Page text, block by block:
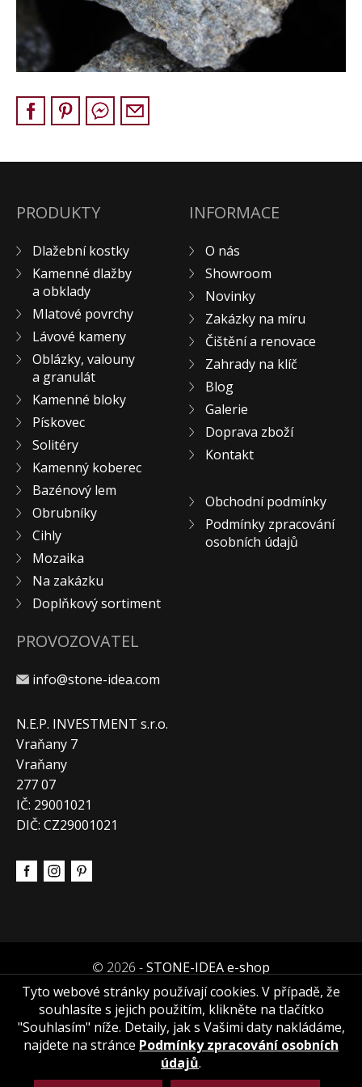
Solitéry
Kamenné bloky
BERA GRAVEL FIX
Terazzo
DLAŽEBNÍ KOSTKY
MLATOVÉ POVRCHY
ZAKÁZKY NA MÍRU
VÝPRODEJ
NOVINKY
BLOG
KONTAKT
PRODUKTY
Dlažební kostky
Kamenné dlažby
a obklady
Mlatové povrchy
Lávové kameny
Oblázky, valouny
a granulát
Kamenné bloky
Pískovec
Solitéry
Kamenný koberec
Bazénový lem
Obrubníky
Cihly
Mozaika
Na zakázku
Doplňkový sortiment
INFORMACE
O nás
Showroom
Novinky
Zakázky na míru
Čištění a renovace
Zahrady na klíč
Blog
Galerie
Doprava zboží
Kontakt
Obchodní podmínky
Podmínky zpracování
osobních údajů
PROVOZOVATEL
info@stone-idea.com
N.E.P. INVESTMENT s.r.o.
Vraňany 7
Vraňany
277 07
IČ: 29001021
DIČ: CZ29001021
© 2026 -STONE-IDEA e-shop
Tyto webové stránky používají cookies. V případě, že
souhlasíte s jejich použitím, klikněte na tlačítko
"Souhlasím" níže. Detaily, jak s Vašimi daty nakládáme,
najdete na stránce Podmínky zpracování osobních
údajů.